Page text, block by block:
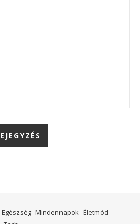
Egészség Mindennapok Életmód